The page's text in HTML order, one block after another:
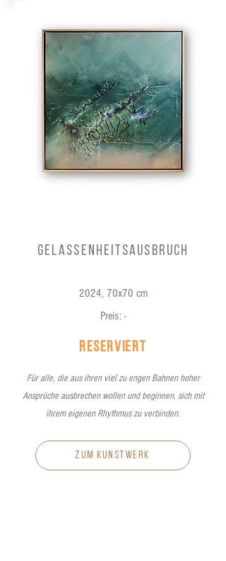
Gelassenheitsausbruch
2024, 70x70 cm
Preis: -
reserviert
Für alle, die aus ihren viel zu engen Bahnen hoher
Ansprüche ausbrechen wollen und beginnen, sich mit
ihrem eigenen Rhythmus zu verbinden.
zum kunstwerk